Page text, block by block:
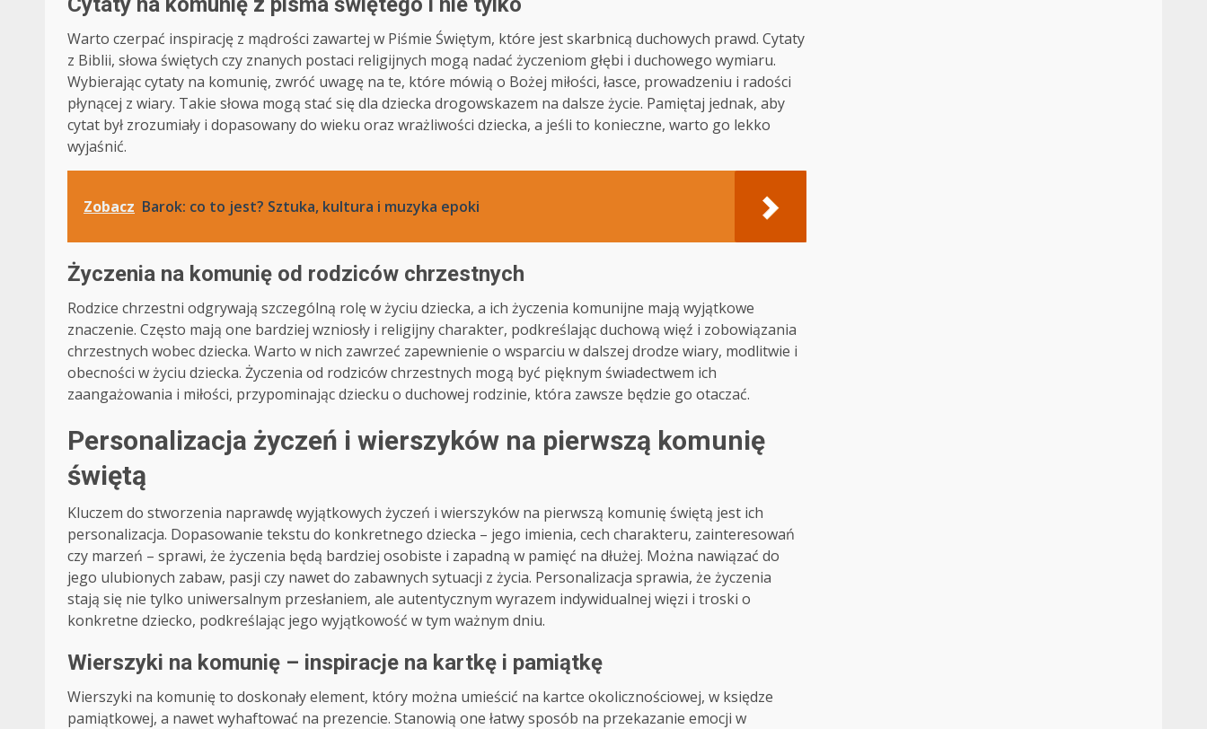
Warto czerpać inspirację z mądrości zawartej w Piśmie Świętym, które jest skarbnicą duchowych prawd. Cytaty
z Biblii, słowa świętych czy znanych postaci religijnych mogą nadać życzeniom głębi i duchowego wymiaru.
Wybierając cytaty na komunię, zwróć uwagę na te, które mówią o Bożej miłości, łasce, prowadzeniu i radości
płynącej z wiary. Takie słowa mogą stać się dla dziecka drogowskazem na dalsze życie. Pamiętaj jednak, aby
cytat był zrozumiały i dopasowany do wieku oraz wrażliwości dziecka, a jeśli to konieczne, warto go lekko
wyjaśnić.
Zobacz Barok: co to jest? Sztuka, kultura i muzyka epoki
Życzenia na komunię od rodziców chrzestnych
Rodzice chrzestni odgrywają szczególną rolę w życiu dziecka, a ich życzenia komunijne mają wyjątkowe
znaczenie. Często mają one bardziej wzniosły i religijny charakter, podkreślając duchową więź i zobowiązania
chrzestnych wobec dziecka. Warto w nich zawrzeć zapewnienie o wsparciu w dalszej drodze wiary, modlitwie i
obecności w życiu dziecka. Życzenia od rodziców chrzestnych mogą być pięknym świadectwem ich
zaangażowania i miłości, przypominając dziecku o duchowej rodzinie, która zawsze będzie go otaczać.
Personalizacja życzeń i wierszyków na pierwszą komunię
świętą
Kluczem do stworzenia naprawdę wyjątkowych życzeń i wierszyków na pierwszą komunię świętą jest ich
personalizacja. Dopasowanie tekstu do konkretnego dziecka – jego imienia, cech charakteru, zainteresowań
czy marzeń – sprawi, że życzenia będą bardziej osobiste i zapadną w pamięć na dłużej. Można nawiązać do
jego ulubionych zabaw, pasji czy nawet do zabawnych sytuacji z życia. Personalizacja sprawia, że życzenia
stają się nie tylko uniwersalnym przesłaniem, ale autentycznym wyrazem indywidualnej więzi i troski o
konkretne dziecko, podkreślając jego wyjątkowość w tym ważnym dniu.
Wierszyki na komunię – inspiracje na kartkę i pamiątkę
Wierszyki na komunię to doskonały element, który można umieścić na kartce okolicznościowej, w księdze
pamiątkowej, a nawet wyhaftować na prezencie. Stanowią one łatwy sposób na przekazanie emocji w